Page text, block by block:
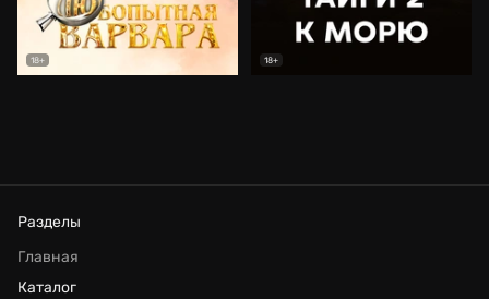
18+ 18+
Разделы
Главная
Каталог